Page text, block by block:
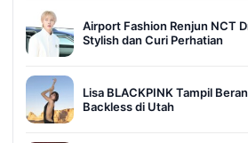
Airport Fashion Renjun NCT
Stylish dan Curi Perhatian
Lisa BLACKPINK Tampil
Backless di Utah